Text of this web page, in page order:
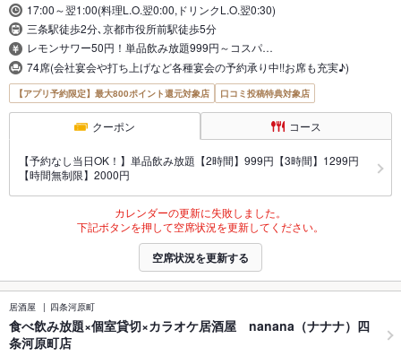
17:00～翌1:00(料理L.O.翌0:00,ドリンクL.O.翌0:30)
三条駅徒歩2分､京都市役所前駅徒歩5分
レモンサワー50円！単品飲み放題999円～コスパ…
74席(会社宴会や打ち上げなど各種宴会の予約承り中!!お席も充実♪)
【アプリ予約限定】最大800ポイント還元対象店 口コミ投稿特典対象店
クーポン コース
【予約なし当日OK！】単品飲み放題【2時間】999円【3時間】1299円
【時間無制限】2000円
カレンダーの更新に失敗しました。
下記ボタンを押して空席状況を更新してください。
空席状況を更新する
居酒屋 四条河原町
食べ飲み放題×個室貸切×カラオケ居酒屋 nanana（ナナナ）四
条河原町店